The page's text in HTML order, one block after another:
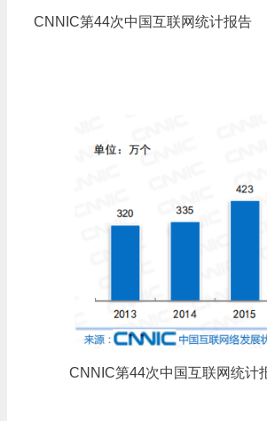
CNNIC第44次中国互联网统计报告
CNNIC第44次中国互联网统计